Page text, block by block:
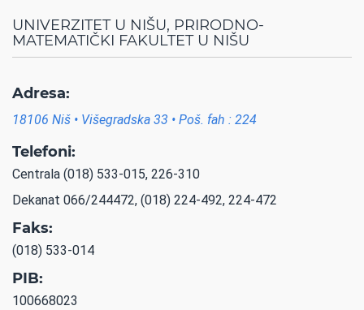
UNIVERZITET U NIŠU, PRIRODNO-
MATEMATIČKI FAKULTET U NIŠU
Adresa:
18106 Niš • Višegradska 33 • Poš. fah : 224
Telefoni:
Centrala (018) 533-015, 226-310
Dekanat 066/244472, (018) 224-492, 224-472
Faks:
(018) 533-014
PIB:
100668023